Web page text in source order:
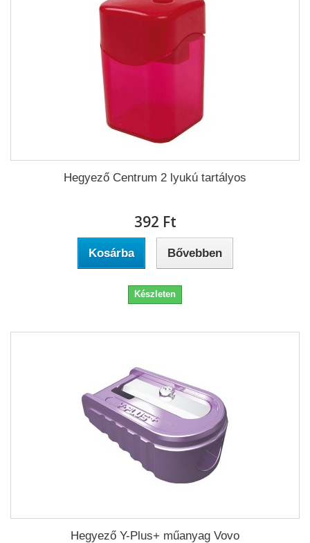
Hegyező Centrum 2 lyukú tartályos
392 Ft‎
Kosárba Bővebben
Készleten
Hegyező Y-Plus+ műanyag Vovo